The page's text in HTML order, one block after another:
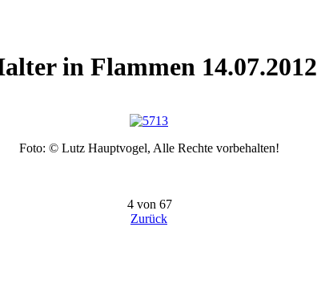
in Flammen 14.07.2012
Foto: © Lutz Hauptvogel, Alle Rechte vorbehalten!
4 von 67
Zurück